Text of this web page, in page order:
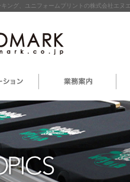
ング、ユニフォームプリントの株式会社エヌ